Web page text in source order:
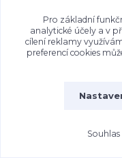
Kabinový kufr
Pro základní
analytické účely a v
cílení reklamy
preferencí cookies